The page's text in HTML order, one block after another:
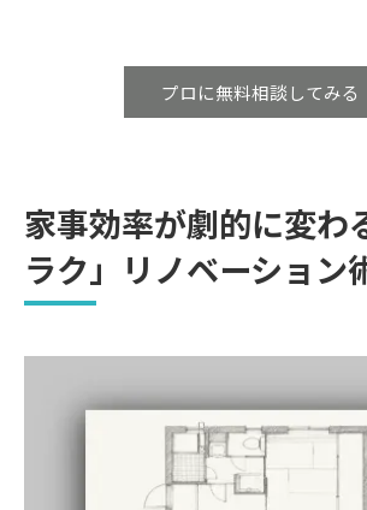
プロに無料相談してみる
家事効率が劇的に変わ
ラク」リノベーション